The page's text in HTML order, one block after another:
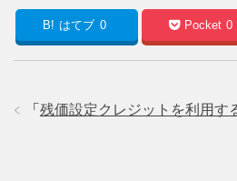
B! はてブ 0 Pocket 0
「 残価設定クレジットを利用す